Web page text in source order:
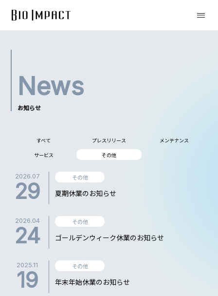
News
お知らせ
すべて プレスリリース
メンテナンス
サービス
その他
2026.07
29
その他
夏期休業のお知らせ
2026.04
24
その他
ゴールデンウィーク休業のお知らせ
2025.11
19
その他
年末年始休業のお知らせ